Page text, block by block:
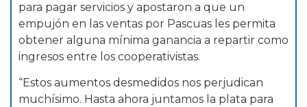
para pagar servicios y apostaron a que un
empujón en las ventas por Pascuas les permita
obtener alguna mínima ganancia a repartir como
ingresos entre los cooperativistas.
“Estos aumentos desmedidos nos perjudican
muchísimo. Hasta ahora juntamos la plata para